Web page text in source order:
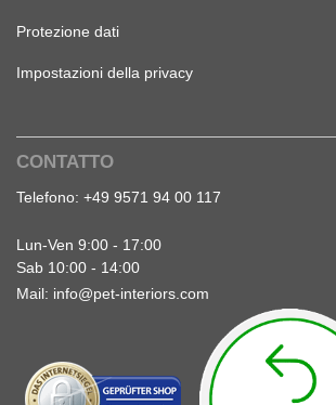
Protezione dati
Impostazioni della privacy
CONTATTO
Telefono: +49 9571 94 00 117
Lun-Ven 9:00 - 17:00
Sab 10:00 - 14:00
Mail: info@pet-interiors.com